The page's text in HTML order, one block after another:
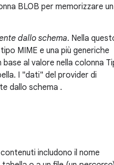
BLOB per memorizzare un
dallo schema. Nella
MIME e una più generiche
al valore nella colonna
I "dati" del provider di
dallo schema .
includono il nome